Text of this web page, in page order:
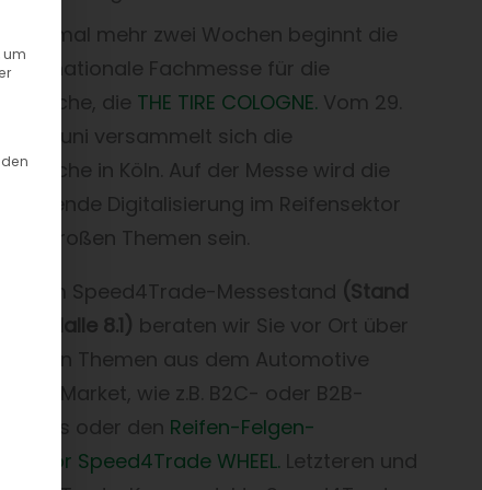
einmal mehr zwei Wochen beginnt die
internationale Fachmesse für die
die THE TIRE COLOGNE. Vom 29.
01. Juni versammelt sich die
in Köln. Auf der Messe wird die
Digitalisierung im Reifensektor
der großen Themen sein.
Speed4Trade-Messestand (Stand
in Halle 8.1) beraten wir Sie vor Ort über
Themen aus dem Automotive
Market, wie z.B. B2C- oder B2B-
oder den Reifen-Felgen-
Speed4Trade WHEEL. Letzteren und
um